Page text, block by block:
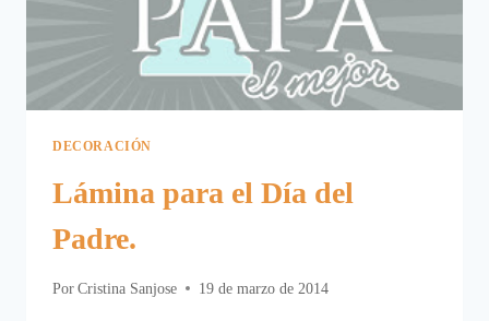
DECORACIÓN
Lámina para el Día del
Padre.
Por Cristina Sanjose 19 de marzo de 2014